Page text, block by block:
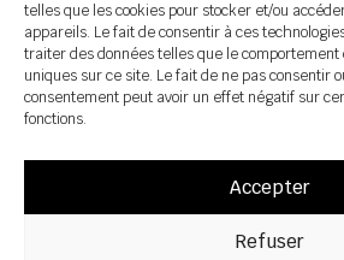
telles que les cookies pour stocker et/ou
appareils. Le fait de consentir à ces
traiter des données telles que le comportement
uniques sur ce site. Le fait de ne pas consentir
consentement peut avoir un effet négatif sur
fonctions.
Accepter
Refuser